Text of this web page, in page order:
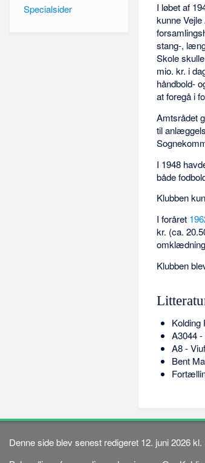
I løbet af
kunne
stang-,
Skole
mio. kr. i
håndbold-
at foregå i
Amtsrådet
til
I 1948
både
Klubben
I foråret
kr. (ca.
Klubben
Kolding
A3044
A8 -
Bent
Specialsider
Denne side blev senest redigeret 12. juni 2026 kl.